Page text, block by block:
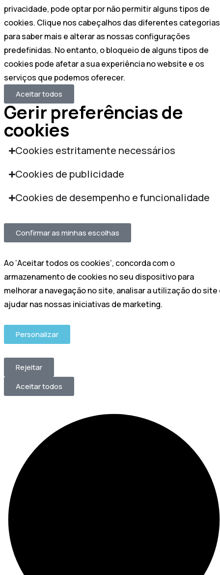
privacidade, pode optar por não permitir alguns tipos de
cookies. Clique nos cabeçalhos das diferentes categorias
para saber mais e alterar as nossas configurações
predefinidas. No entanto, o bloqueio de alguns tipos de
cookies pode afetar a sua experiência no website e os
serviços que podemos oferecer.
Aceitar todos
Gerir preferências de
cookies
Cookies estritamente necessários
Cookies de publicidade
Cookies de desempenho e funcionalidade
Confirmar as minhas escolhas
Ao ‘Aceitar todos os cookies’, concorda com o
armazenamento de cookies no seu dispositivo para
melhorar a navegação no site, analisar a utilização do site
ajudar nas nossas iniciativas de marketing.
Personalizar
Rejeitar
Aceitar todos